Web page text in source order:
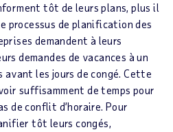
tôt de leurs plans, plus il
processus de planification des
demandent à leurs
demandes de vacances à un
les jours de congé. Cette
suffisamment de temps pour
de conflit d’horaire. Pour
tôt leurs congés,